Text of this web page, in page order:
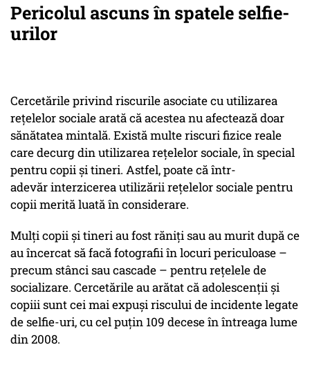
Pericolul ascuns în spatele selfie-
urilor
Cercetările privind riscurile asociate cu utilizarea
rețelelor sociale arată că acestea nu afectează doar
sănătatea mintală. Există multe riscuri fizice reale
care decurg din utilizarea rețelelor sociale, în special
pentru copii și tineri. Astfel, poate că într-
adevăr interzicerea utilizării rețelelor sociale pentru
copii merită luată în considerare.
Mulți copii și tineri au fost răniți sau au murit după ce
au încercat să facă fotografii în locuri periculoase –
precum stânci sau cascade – pentru rețelele de
socializare. Cercetările au arătat că adolescenții și
copiii sunt cei mai expuși riscului de incidente legate
de selfie-uri, cu cel puțin 109 decese în întreaga lume
din 2008.